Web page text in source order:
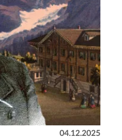
04.12.2025